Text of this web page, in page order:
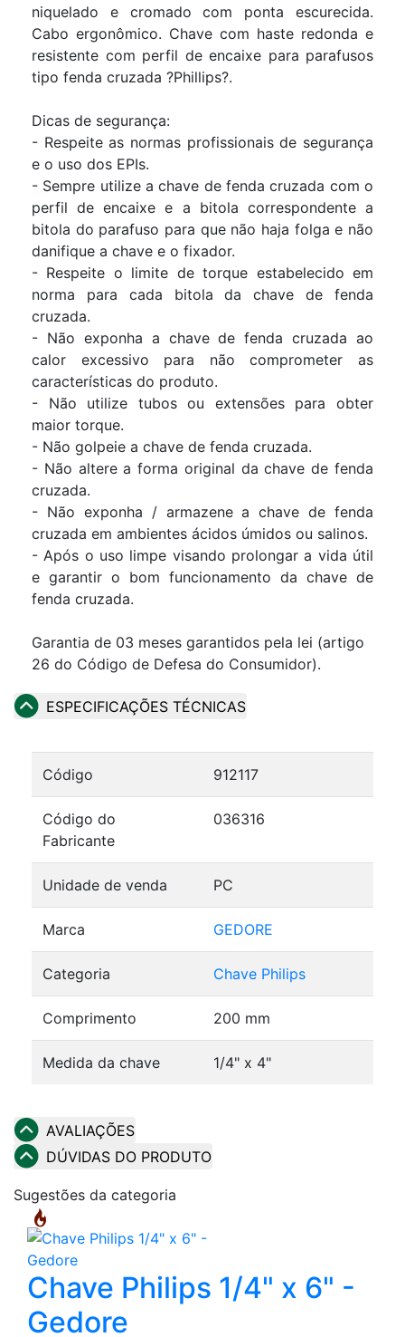
niquelado e cromado com ponta escurecida.
Cabo ergonômico. Chave com haste redonda e
resistente com perfil de encaixe para parafusos
tipo fenda cruzada ?Phillips?.
Dicas de segurança:
- Respeite as normas profissionais de segurança
e o uso dos EPIs.
- Sempre utilize a chave de fenda cruzada com o
perfil de encaixe e a bitola correspondente a
bitola do parafuso para que não haja folga e não
danifique a chave e o fixador.
- Respeite o limite de torque estabelecido em
norma para cada bitola da chave de fenda
cruzada.
- Não exponha a chave de fenda cruzada ao
calor excessivo para não comprometer as
características do produto.
- Não utilize tubos ou extensões para obter
maior torque.
- Não golpeie a chave de fenda cruzada.
- Não altere a forma original da chave de fenda
cruzada.
- Não exponha / armazene a chave de fenda
cruzada em ambientes ácidos úmidos ou salinos.
- Após o uso limpe visando prolongar a vida útil
e garantir o bom funcionamento da chave de
fenda cruzada.
Garantia de 03 meses garantidos pela lei (artigo
26 do Código de Defesa do Consumidor).
ESPECIFICAÇÕES TÉCNICAS
Código 912117
Código do
Fabricante
036316
Unidade de venda PC
Marca GEDORE
Categoria Chave Philips
Comprimento 200 mm
Medida da chave 1/4" x 4"
AVALIAÇÕES
DÚVIDAS DO PRODUTO
Sugestões da categoria
Chave Philips 1/4" x 6" -
Gedore